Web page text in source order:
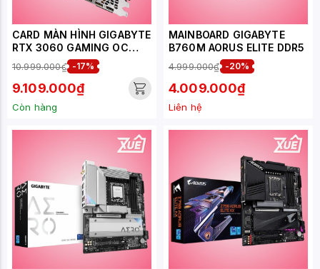
CARD MÀN HÌNH GIGABYTE
RTX 3060 GAMING OC
10.999.000₫ -17%
9.109.000₫
Còn hàng
MAINBOARD GIGABYTE
B760M AORUS ELITE DDR5
4.999.000₫ -20%
4.009.000₫
Liên hệ